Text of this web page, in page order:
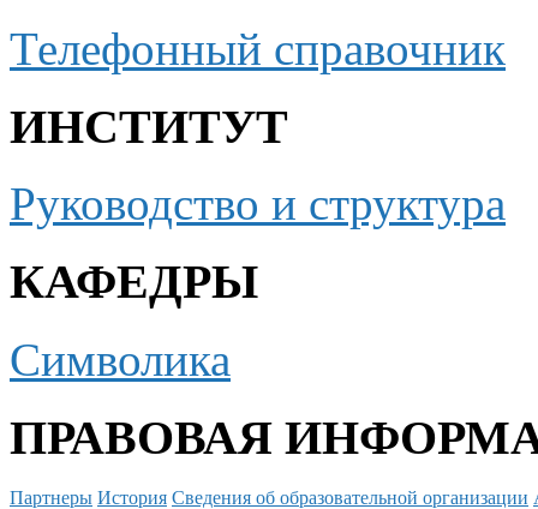
Телефонный справочник
ИНСТИТУТ
Руководство и структура
КАФЕДРЫ
Символика
ПРАВОВАЯ
Партнеры История Сведения об образовательной организации